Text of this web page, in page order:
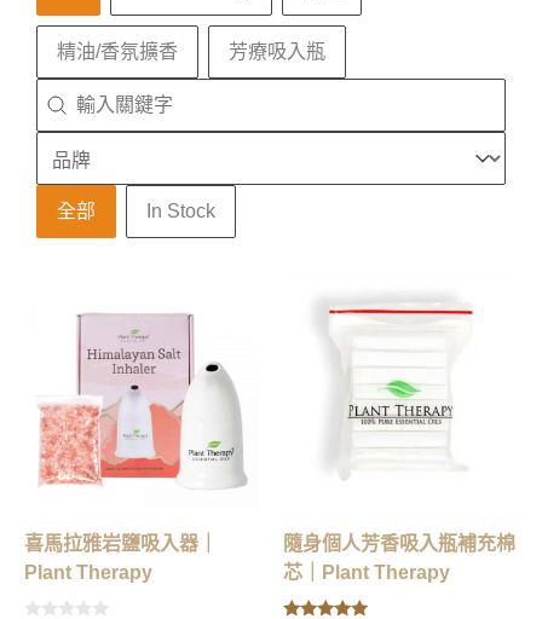
喜馬拉雅岩鹽吸入器｜
Plant Therapy
隨身個人芳香吸入瓶補充棉
芯｜Plant Therapy
精油/香氛擴香 芳療吸入瓶
搜尋
Search content
品牌
Select content
庫存狀態
全部 In Stock